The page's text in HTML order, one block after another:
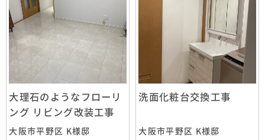
大理石のようなフローリ
ング リビング改装工事
大阪市平野区 K様邸
洗面化粧台交換工事
大阪市平野区 K様邸